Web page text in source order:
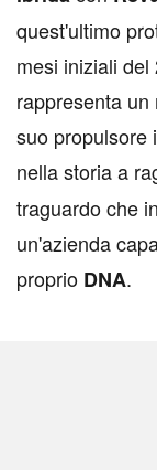
quest'ultimo
mesi iniziali
rappresenta
suo propulsore
nella storia a
traguardo che
un'azienda
proprio DNA.